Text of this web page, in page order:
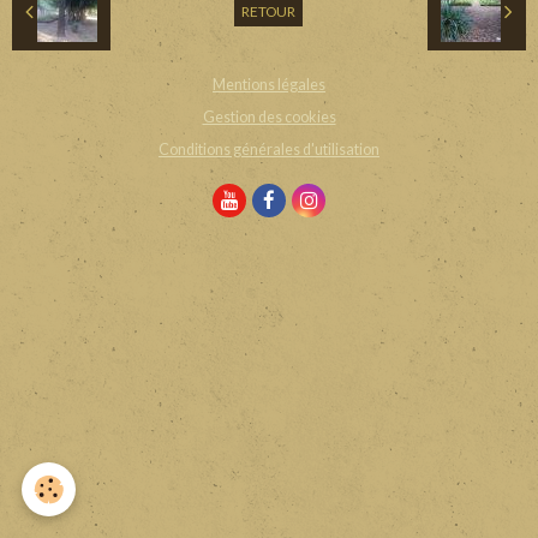
RETOUR
Mentions légales
Gestion des cookies
Conditions générales d'utilisation